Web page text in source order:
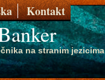
na stranim jezicima
Kontakt